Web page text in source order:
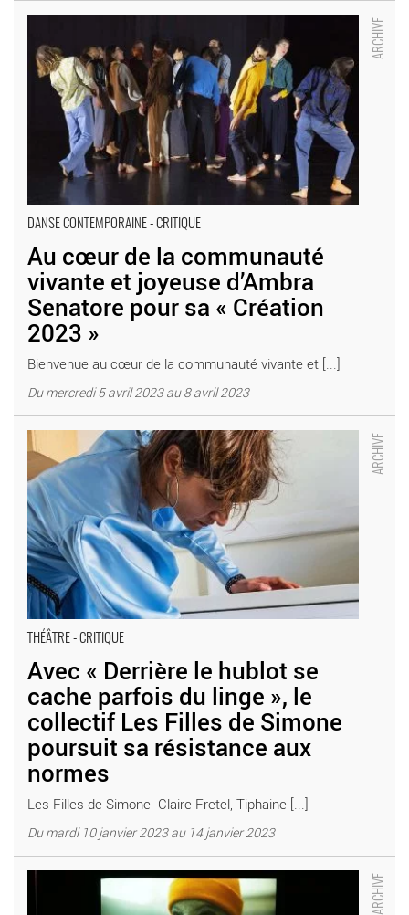
DANSE CONTEMPORAINE - CRITIQUE
Au cœur de la communauté
vivante et joyeuse d’Ambra
Senatore pour sa « Création
2023 »
Bienvenue au cœur de la communauté vivante et [...]
Du mercredi 5 avril 2023 au 8 avril 2023
Au cœur de la communauté vivante et joyeuse d’Ambra
Senatore pour sa « Création 2023 » - Critique sortie Danse Paris
Le Monfort
THÉÂTRE - CRITIQUE
Avec « Derrière le hublot se
cache parfois du linge », le
collectif Les Filles de Simone
poursuit sa résistance aux
normes
Les Filles de Simone Claire Fretel, Tiphaine [...]
Du mardi 10 janvier 2023 au 14 janvier 2023
Les Filles de Simone poursuit sa résistance aux normes -
Critique sortie Théâtre Paris Le Monfort
Ne pas finir comme Roméo et Juliette, un conte contemporain
poignant et pénétrant de Samuel Hercule et Métilde Weyergans
- Critique sortie Théâtre Paris Le Monfort